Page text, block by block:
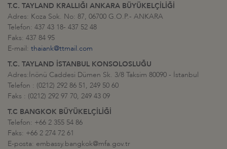
T.C. TAYLAND KRALLIĞI ANKARA BÜYÜKELÇİLİĞİ
Adres: Koza Sok. No: 87, 06700 G.O.P.- ANKARA
Telefon: 437 43 18- 437 52 48
Faks: 437 84 95
E-mail: thaiank@ttmail.com
T.C. TAYLAND İSTANBUL KONSOLOSLUĞU
Adres:İnönü Caddesi Dümen Sk. 3/8 Taksim 80090 - İstanbul
Telefon : (0212) 292 86 51, 249 50 60
Faks : (0212) 292 97 70, 249 43 09
T.C BANGKOK BÜYÜKELÇİLİĞİ
Telefon: +66 2 355 54 86
Faks: +66 2 274 72 61
E-posta: embassy.bangkok@mfa.gov.tr